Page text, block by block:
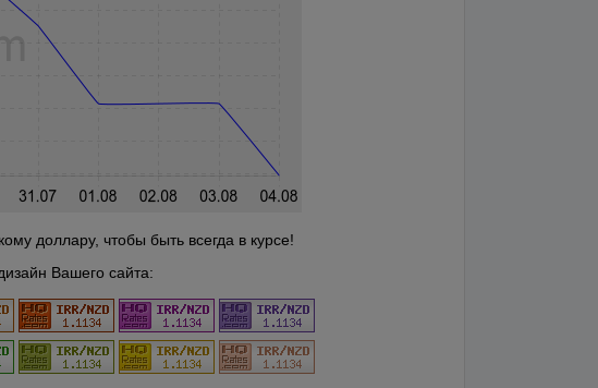
доллару, чтобы быть всегда в курсе!
Вашего сайта: